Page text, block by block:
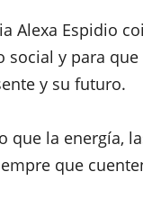
Alexa Espidio
y para
y su futuro.
que la energía,
que